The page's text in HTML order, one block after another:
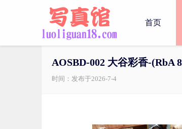
首页
AOSBD-002 大谷彩香-(RbA
时间：发布于2026-7-4